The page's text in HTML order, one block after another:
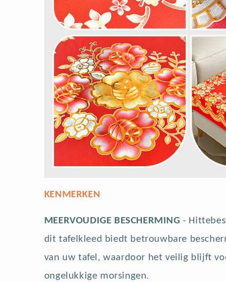
KENMERKEN
MEERVOUDIGE BESCHERMING-
dit tafelkleed biedt betrouwbare
van uw tafel, waardoor het veilig blijft
ongelukkige morsingen.